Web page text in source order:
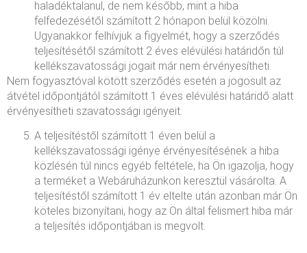
haladéktalanul, de nem később, mint a hiba
felfedezésétől számított 2 hónapon belül közölni.
Ugyanakkor felhívjuk a figyelmét, hogy a szerződés
teljesítésétől számított 2 éves elévülési határidőn túl
kellékszavatossági jogait már nem érvényesítheti.
Nem fogyasztóval kötött szerződés esetén a jogosult az
átvétel időpontjától számított 1 éves elévülési határidő alatt
érvényesítheti szavatossági igényeit.
A teljesítéstől számított 1 éven belül a
kellékszavatossági igénye érvényesítésének a hiba
közlésén túl nincs egyéb feltétele, ha Ön igazolja, hogy
a terméket a Webáruházunkon keresztül vásárolta. A
teljesítéstől számított 1 év eltelte után azonban már Ön
köteles bizonyítani, hogy az Ön által felismert hiba már
a teljesítés időpontjában is megvolt.